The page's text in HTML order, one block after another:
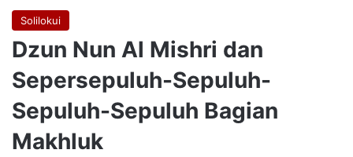
Solilokui
Dzun Nun Al Mishri dan
Sepersepuluh-Sepuluh-
Sepuluh-Sepuluh Bagian
Makhluk